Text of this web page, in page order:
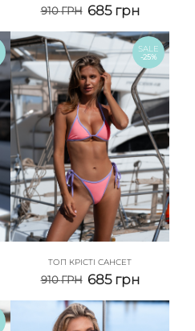
910ГРН 685 грн
SALE
-25%
ТОП КРІСТІ САНСЕТ
910ГРН 685 грн